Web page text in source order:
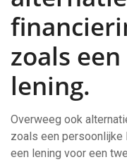
zoals
lening.
Overweeg ook
zoals een persoonlijke
een lening voor een